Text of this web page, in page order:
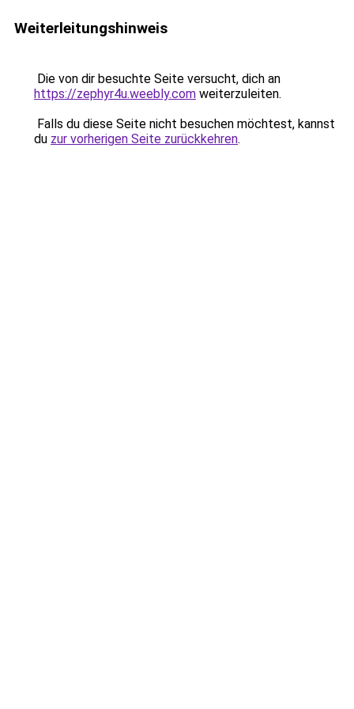
Weiterleitungshinweis
Die von dir besuchte Seite versucht, dich an
https://zephyr4u.weebly.com weiterzuleiten.
Falls du diese Seite nicht besuchen möchtest, kannst
du zur vorherigen Seite zurückkehren.